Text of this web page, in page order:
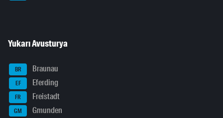
Yukarı Avusturya
BR Braunau
EF Eferding
FR Freistadt
GM Gmunden